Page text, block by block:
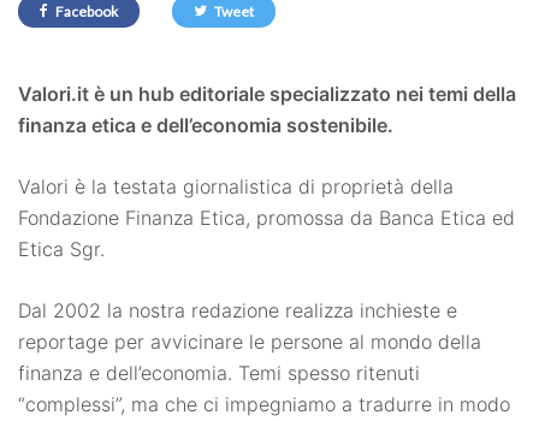
Facebook Tweet
Valori.it è un hub editoriale specializzato nei temi della
finanza etica e dell’economia sostenibile.
Valori è la testata giornalistica di proprietà della
Fondazione Finanza Etica, promossa da Banca Etica ed
Etica Sgr.
Dal 2002 la nostra redazione realizza inchieste e
reportage per avvicinare le persone al mondo della
finanza e dell’economia. Temi spesso ritenuti
“complessi”, ma che ci impegniamo a tradurre in modo